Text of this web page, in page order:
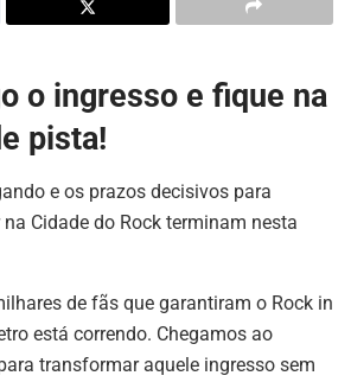
o ingresso e fique na
pista!
e os prazos decisivos para
Cidade do Rock terminam nesta
de fãs que garantiram o Rock in
está correndo. Chegamos ao
transformar aquele ingresso sem